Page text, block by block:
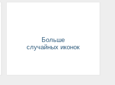
Больше
случайных иконок